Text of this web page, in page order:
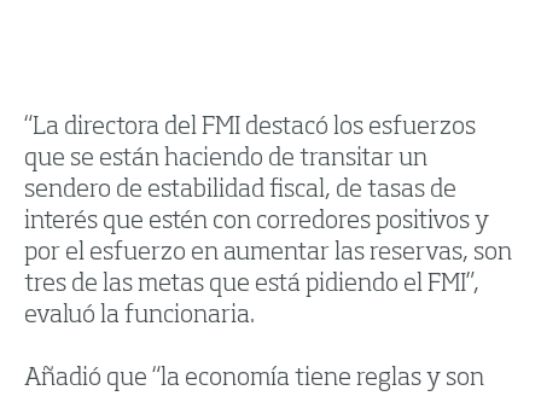
“La directora del FMI destacó los esfuerzos
que se están haciendo de transitar un
sendero de estabilidad fiscal, de tasas de
interés que estén con corredores positivos y
por el esfuerzo en aumentar las reservas, son
tres de las metas que está pidiendo el FMI”,
evaluó la funcionaria.
Añadió que “la economía tiene reglas y son